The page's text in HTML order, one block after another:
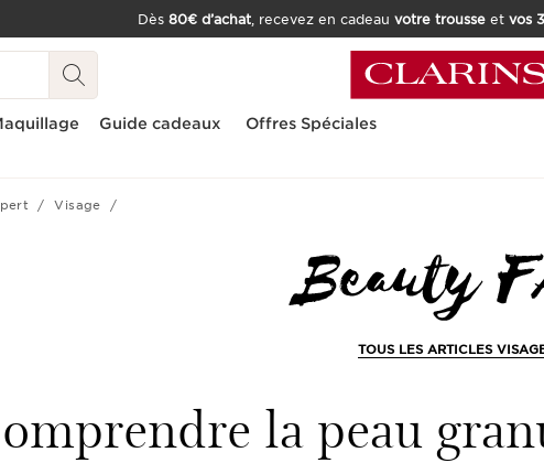
Dès 80€ d’achat, recevez en cadeau votre trousseet vos
Guide cadeaux Offres Spéciales
Visage
TOUS LES ARTICLES
la peau